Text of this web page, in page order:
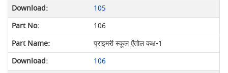
105
106
प्राइमरी स्कूल ऐंतोल कक्ष-1
106